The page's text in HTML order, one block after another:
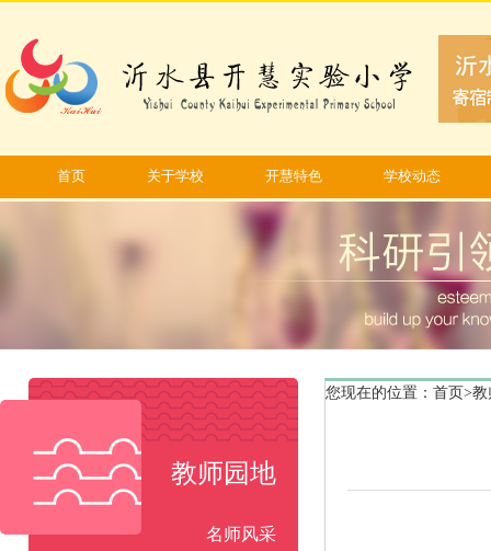
首页 关于学校 开慧特色 学校动态
教师园地
名师风采
您现在的位置： 首页>教